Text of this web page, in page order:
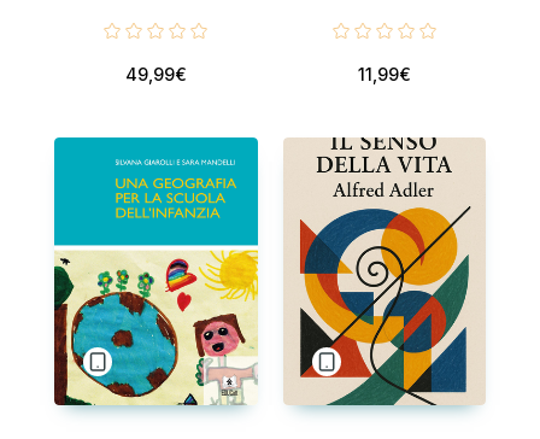
49,99€ 11,99€